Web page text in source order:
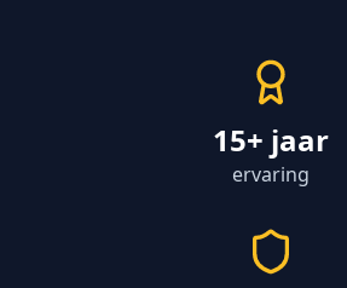
15+ jaar
ervaring